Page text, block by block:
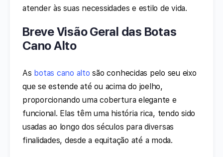
atender às suas necessidades e estilo de vida.
Breve Visão Geral das Botas
Cano Alto
As botas cano alto são conhecidas pelo seu eixo
que se estende até ou acima do joelho,
proporcionando uma cobertura elegante e
funcional. Elas têm uma história rica, tendo sido
usadas ao longo dos séculos para diversas
finalidades, desde a equitação até a moda.